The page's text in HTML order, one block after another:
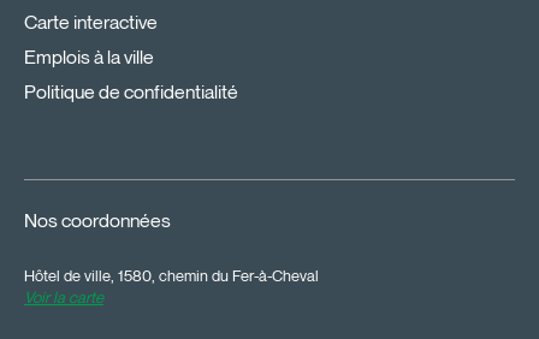
Carte interactive
Emplois à la ville
Politique de confidentialité
Nos coordonnées
Hôtel de ville, 1580, chemin du Fer-à-Cheval
Voir la carte